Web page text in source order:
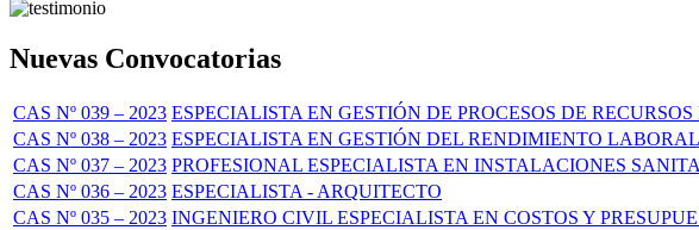
Nuevas Convocatorias
CAS Nº 039 – 2023 ESPECIALISTA EN GESTIÓN DE PROCESOS DE
CAS Nº 038 – 2023 ESPECIALISTA EN GESTIÓN DEL RENDIMIENTO LABORAL
CAS Nº 037 – 2023 PROFESIONAL ESPECIALISTA EN INSTALACIONES
CAS Nº 036 – 2023 ESPECIALISTA - ARQUITECTO
CAS Nº 035 – 2023 INGENIERO CIVIL ESPECIALISTA EN COSTOS Y